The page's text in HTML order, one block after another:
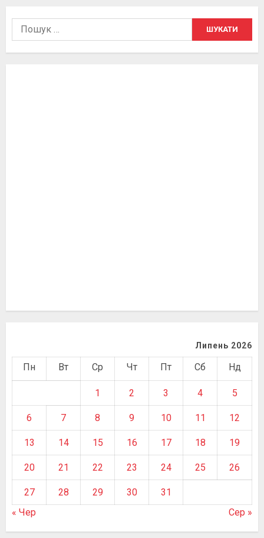
Пошук:
Липень 2026
Пн Вт Ср Чт Пт Сб Нд
1 2 3 4 5
6 7 8 9 10 11 12
13 14 15 16 17 18 19
20 21 22 23 24 25 26
27 28 29 30
31
« Чер
Сер »